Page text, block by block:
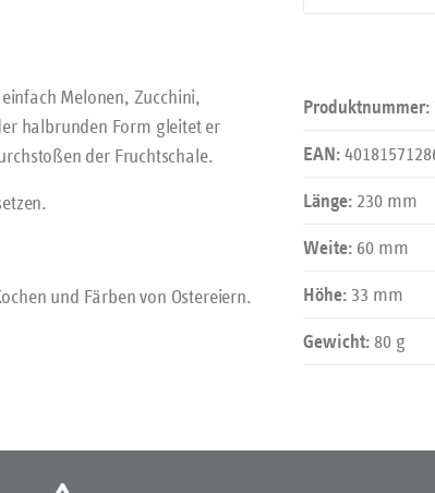
Produktnummer:
EAN:
Länge: 230 mm
Weite: 60 mm
Höhe: 33 mm
Gewicht: 80 g
Melonen, Zucchini,
halbrunden Form gleitet er
der Fruchtschale.
und Färben von Ostereiern.